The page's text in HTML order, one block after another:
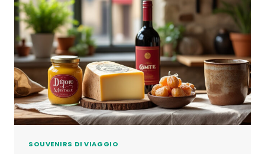
SOUVENIRS DI VIAGGIO